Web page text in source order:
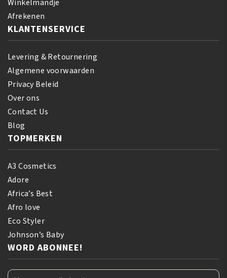
Winkelmandje
Afrekenen
KLANTENSERVICE
Levering & Retournering
Algemene voorwaarden
Privacy Beleid
Over ons
Contact Us
Blog
TOPMERKEN
A3 Cosmetics
Adore
Africa’s Best
Afro love
Eco Styler
Johnson’s Baby
WORD ABONNEE!